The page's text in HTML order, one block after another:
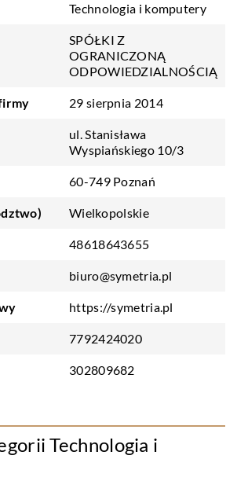
Technologia i komputery
SPÓŁKI Z
OGRANICZONĄ
ODPOWIEDZIALNOŚCIĄ
29 sierpnia 2014
ul. Stanisława
Wyspiańskiego 10/3
60-749 Poznań
Wielkopolskie
48618643655
biuro@symetria.pl
https://symetria.pl
7792424020
302809682
Technologia i